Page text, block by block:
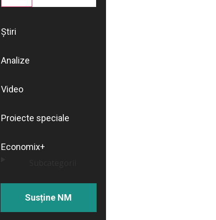
Știri
Analize
Video
Proiecte speciale
Economix+
Susține NM